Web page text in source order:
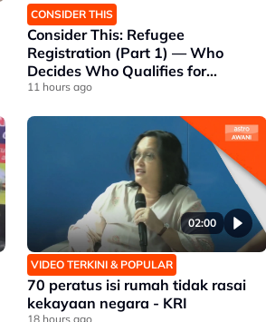
CONSIDER THIS
Consider This: Refugee
Registration (Part 1) — Who
Decides Who Qualifies for
Protection?
11 hours ago
02:00
VIDEO TERKINI & POPULAR
70 peratus isi rumah tidak rasai
kekayaan negara - KRI
18 hours ago